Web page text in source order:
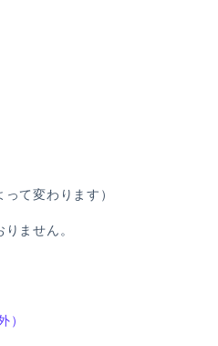
て変わります）
ません。
）